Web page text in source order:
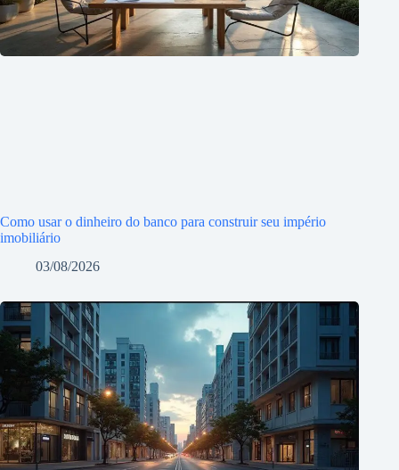
Como usar o dinheiro do banco para construir seu império
imobiliário
03/08/2026